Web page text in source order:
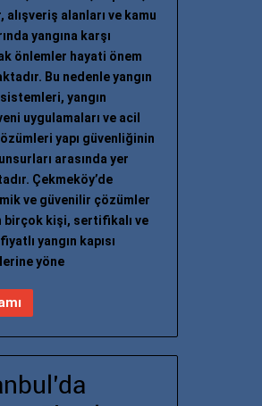
alışveriş alanları ve kamu
yangına karşı
önlemler hayati önem
Bu nedenle yangın
sistemleri, yangın
uygulamaları ve acil
yapı güvenliğinin
arasında yer
Çekmeköy’de
ve güvenilir çözümler
birçok kişi, sertifikalı ve
yangın kapısı
yöne